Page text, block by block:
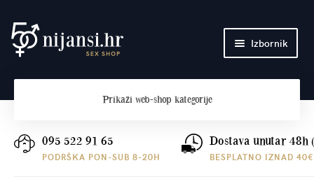
Preskoči
na
Skoči
do
Izbornik
Plaćanje i dostava
Prikaži web-shop kategorije
095 522 91 65
PODRŠKA PON-SUB 8-20H
Dostava unutar 48h
BESPLATNO IZNAD 40€